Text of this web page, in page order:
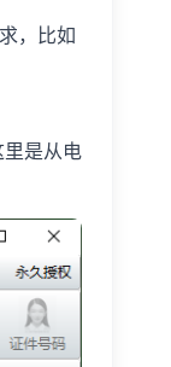
，比如
是从电